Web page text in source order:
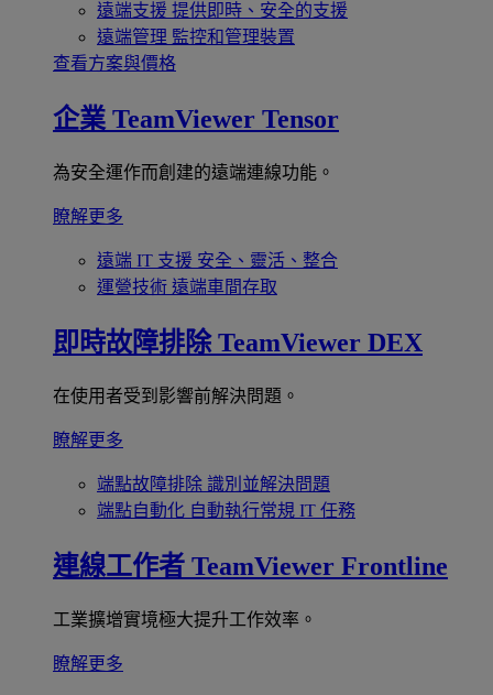
遠端支援 提供即時、安全的支援
遠端管理 監控和管理裝置
查看方案與價格
企業 TeamViewer Tensor
為安全運作而創建的遠端連線功能。
瞭解更多
遠端 IT 支援 安全、靈活、整合
運營技術 遠端車間存取
即時故障排除 TeamViewer DEX
在使用者受到影響前解決問題。
瞭解更多
端點故障排除 識別並解決問題
端點自動化 自動執行常規 IT 任務
連線工作者 TeamViewer Frontline
工業擴增實境極大提升工作效率。
瞭解更多